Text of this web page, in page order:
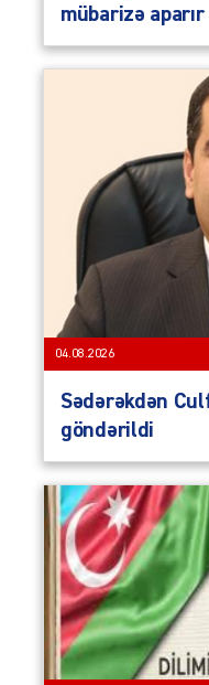
mübarizə aparır
04.08.2026
Sədərəkdən
göndərildi